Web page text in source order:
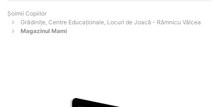
Șoimii Copiilor
Grădinițe, Centre Educaționale, Locuri de Joacă - Râmnicu Vâlcea
Magazinul Mami